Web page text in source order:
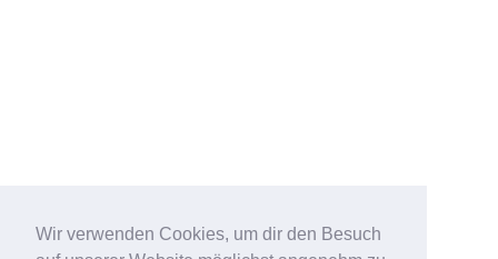
Wir verwenden Cookies, um dir den Besuch